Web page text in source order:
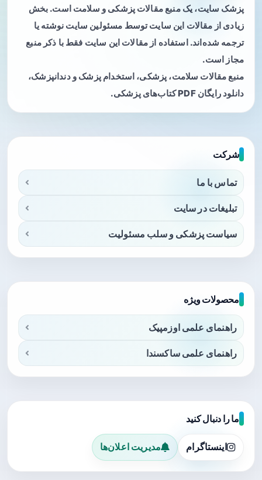
پزشک سایت، یک منبع مقالات پزشکی و سلامت است. بخش
زیادی از مقالات این سایت توسط مسئولین سایت نوشته یا
ترجمه شده‌اند. استفاده از مقالات این سایت فقط با ذکر منبع
مجاز است.
منبع مقالات سلامت، پزشکی، استخدام پزشک و دندانپزشک،
دانلود رایگان PDF کتاب‌های پزشکی.
شرکت
تماس با ما
تبلیغات در سایت
سیاست پزشکی و سلب مسئولیت
محصولات ویژه
راهنمای علمی اوزمپیک
راهنمای علمی ساکسندا
ما را دنبال کنید
اینستاگرام مدیریت اعلان‌ها